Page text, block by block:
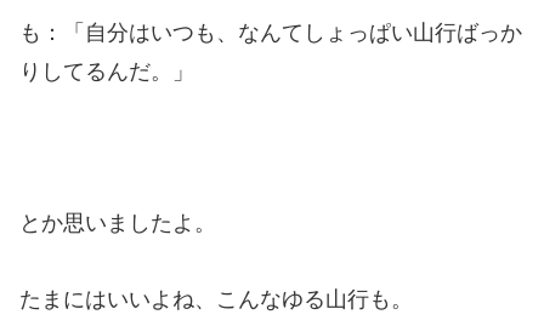
も：「自分はいつも、なんてしょっぱい山行ばっか
りしてるんだ。」
とか思いましたよ。
たまにはいいよね、こんなゆる山行も。